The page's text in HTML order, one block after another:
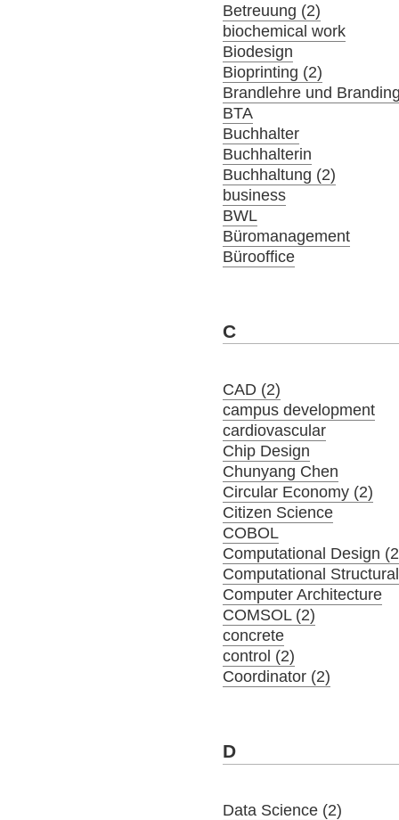
Betreuung (2)
biochemical work
Biodesign
Bioprinting (2)
Brandlehre und
BTA
Buchhalter
Buchhalterin
Buchhaltung (2)
business
BWL
Büromanagement
Bürooffice
C
CAD (2)
campus development
cardiovascular
Chip Design
Chunyang Chen
Circular Economy (2)
Citizen Science
COBOL
Computational Design
Computational
Computer Architecture
COMSOL (2)
concrete
control (2)
Coordinator (2)
D
Data Science (2)